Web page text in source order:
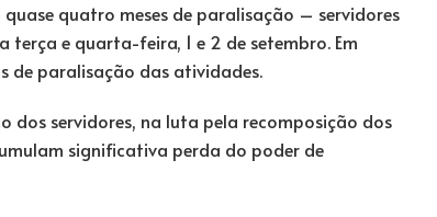
quatro meses de paralisação – servidores
e quarta-feira, 1 e 2 de setembro. Em
de paralisação das atividades.
servidores, na luta pela recomposição dos
significativa perda do poder de